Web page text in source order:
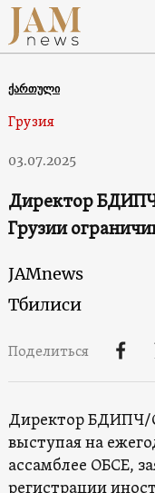
ქართული
Грузия
03.07.2025
Директор
Грузии
JAMnews
Тбилиси
Поделиться
Директор БДИПЧ/
выступая на
ассамблее ОБСЕ,
регистрации